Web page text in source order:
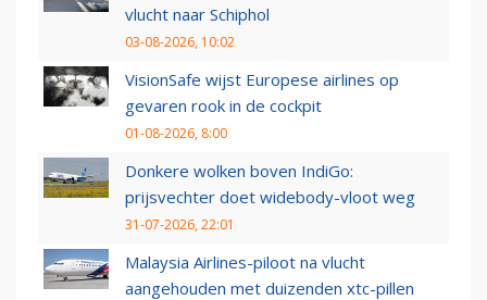
vlucht naar Schiphol
03-08-2026, 10:02
VisionSafe wijst Europese airlines op
gevaren rook in de cockpit
01-08-2026, 8:00
Donkere wolken boven IndiGo:
prijsvechter doet widebody-vloot weg
31-07-2026, 22:01
Malaysia Airlines-piloot na vlucht
aangehouden met duizenden xtc-pillen